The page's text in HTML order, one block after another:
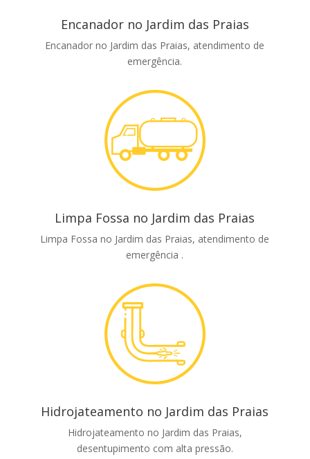
Encanador no Jardim das Praias
Encanador no Jardim das Praias, atendimento de
emergência.
Limpa Fossa no Jardim das Praias
Limpa Fossa no Jardim das Praias, atendimento de
emergência .
Hidrojateamento no Jardim das Praias
Hidrojateamento no Jardim das Praias,
desentupimento com alta pressão.